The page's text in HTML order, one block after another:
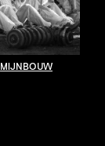
MIJNBOUW